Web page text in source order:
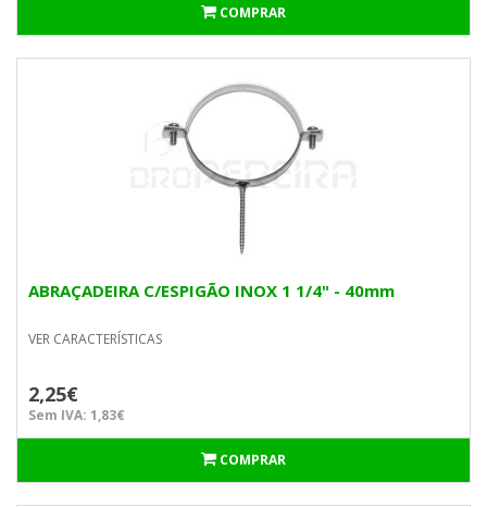
COMPRAR
ABRAÇADEIRA C/ESPIGÃO INOX 1 1/4" - 40mm
VER CARACTERÍSTICAS
2,25€
Sem IVA: 1,83€
COMPRAR